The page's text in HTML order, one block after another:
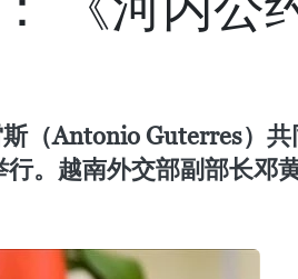
（Antonio Guterres）
。越南外交部副部长邓